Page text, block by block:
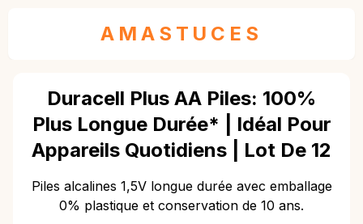
AMASTUCES
Duracell Plus AA Piles: 100%
Plus Longue Durée* | Idéal Pour
Appareils Quotidiens | Lot De 12
Piles alcalines 1,5V longue durée avec emballage
0% plastique et conservation de 10 ans.